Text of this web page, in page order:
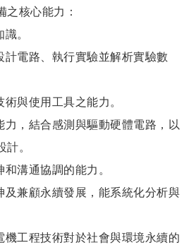
之核心能力：
。
計電路、執行實驗並解析實驗數
與使用工具之能力。
力，結合感測與驅動硬體電路，以
。
溝通協調的能力。
及兼顧永續發展，能系統化分析與
機工程技術對於社會與環境永續的